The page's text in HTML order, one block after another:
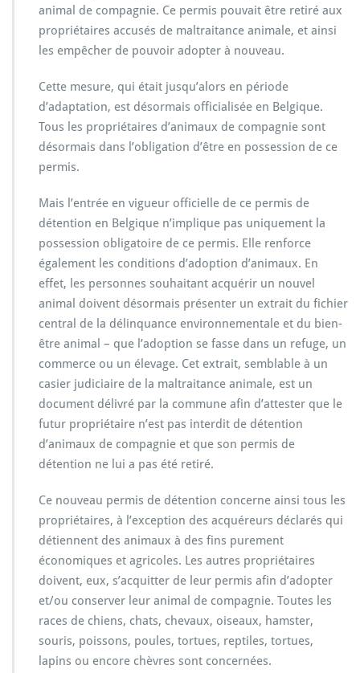
d’a
m
u
x
p
e
i
d
o
p
o
n,
u
e
b
o
n
d
é
e
?
animal de compagnie. Ce permis pouvait être retiré aux
propriétaires accusés de maltraitance animale, et ainsi
les empêcher de pouvoir adopter à nouveau.
Cette mesure, qui était jusqu’alors en période
d’adaptation, est désormais officialisée en Belgique.
Tous les propriétaires d’animaux de compagnie sont
désormais dans l’obligation d’être en possession de ce
permis.
Mais l’entrée en vigueur officielle de ce permis de
détention en Belgique n’implique pas uniquement la
possession obligatoire de ce permis. Elle renforce
également les conditions d’adoption d’animaux. En
effet, les personnes souhaitant acquérir un nouvel
animal doivent désormais présenter un extrait du fichier
central de la délinquance environnementale et du bien-
être animal – que l’adoption se fasse dans un refuge, un
commerce ou un élevage. Cet extrait, semblable à un
casier judiciaire de la maltraitance animale, est un
document délivré par la commune afin d’attester que le
futur propriétaire n’est pas interdit de détention
d’animaux de compagnie et que son permis de
détention ne lui a pas été retiré.
Ce nouveau permis de détention concerne ainsi tous les
propriétaires, à l’exception des acquéreurs déclarés qui
détiennent des animaux à des fins purement
économiques et agricoles. Les autres propriétaires
doivent, eux, s’acquitter de leur permis afin d’adopter
et/ou conserver leur animal de compagnie. Toutes les
races de chiens, chats, chevaux, oiseaux, hamster,
souris, poissons, poules, tortues, reptiles, tortues,
lapins ou encore chèvres sont concernées.